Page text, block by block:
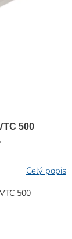
500
500